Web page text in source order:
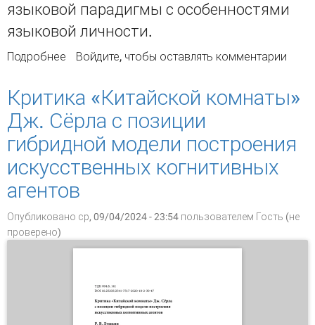
языковой парадигмы с особенностями
языковой личности.
Подробнее о ЯЗЫКОВАЯ ЛИЧНОСТЬ: ЛИНГВИСТИЧЕСКИЙ И
Войдите, чтобы оставлять комментарии
Критика «Китайской комнаты»
Дж. Сёрла с позиции
гибридной модели построения
искусственных когнитивных
агентов
Опубликовано ср, 09/04/2024 - 23:54 пользователем Гость (не
проверено)